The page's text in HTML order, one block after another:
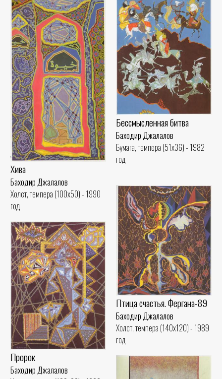
Хива
Баходир Джалалов
Холст, темпера (100x50) - 1990
год
Бессмысленная битва
Баходир Джалалов
Бумага, темпера (51x36) - 1982
год
Птица счастья. Фергана-89
Баходир Джалалов
Холст, темпера (140x120) - 1989
год
Пророк
Баходир Джалалов